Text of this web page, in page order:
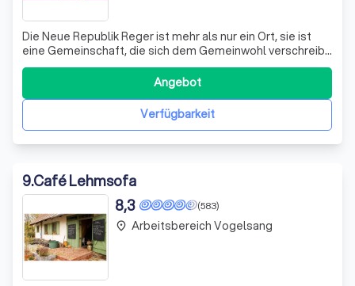
Die Neue Republik Reger ist mehr als nur ein Ort, sie ist
eine Gemeinschaft, die sich dem Gemeinwohl verschreibt.
Unser Hauptaugenmerk liegt auf der Befriedigung des
Grundbedürfnisses aller Menschen - dem Hunger. Wir
glauben, dass eine gute Mahlzeit den Unterschied
machen kann, wenn es darum geht, d
Verfügbarkeit
Angebot
9.Café Lehmsofa
(583)
8,3
place Arbeitsbereich Vogelsang